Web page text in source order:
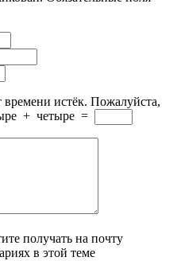
истёк. Пожалуйста,
+ четыре =
получать на почту
в этой теме